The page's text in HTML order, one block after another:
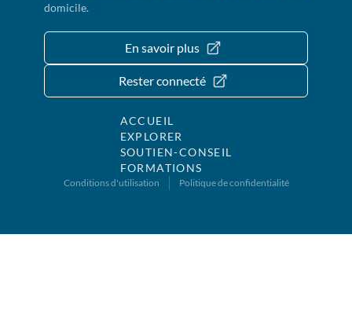
domicile.
En savoir plus
Rester connecté
ACCUEIL
EXPLORER
SOUTIEN-CONSEIL
FORMATIONS
Conditions d'utilisation Politique de confidentialité